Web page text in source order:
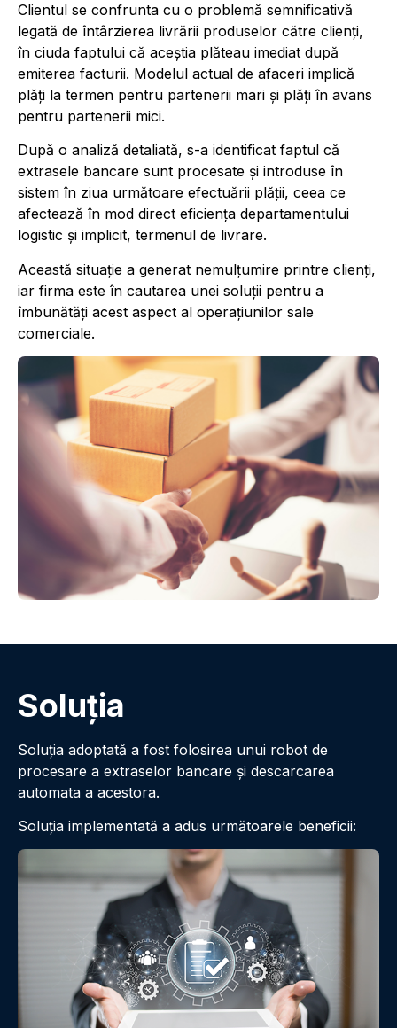
Clientul se confrunta cu o problemă semnificativă
legată de întârzierea livrării produselor către clienți,
în ciuda faptului că aceștia plăteau imediat după
emiterea facturii. Modelul actual de afaceri implică
plăți la termen pentru partenerii mari și plăți în avans
pentru partenerii mici.
După o analiză detaliată, s-a identificat faptul că
extrasele bancare sunt procesate și introduse în
sistem în ziua următoare efectuării plății, ceea ce
afectează în mod direct eficiența departamentului
logistic și implicit, termenul de livrare.
Această situație a generat nemulțumire printre clienți,
iar firma este în cautarea unei soluţii pentru a
îmbunătăți acest aspect al operațiunilor sale
comerciale.
Soluţia
Soluţia adoptată a fost folosirea unui robot de
procesare a extraselor bancare şi descarcarea
automata a acestora.
Soluţia implementată a adus următoarele beneficii: